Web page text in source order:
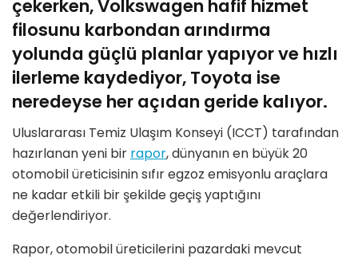
çekerken, Volkswagen hafif hizmet
filosunu karbondan arındırma
yolunda güçlü planlar yapıyor ve hızlı
ilerleme kaydediyor, Toyota ise
neredeyse her açıdan geride kalıyor.
Uluslararası Temiz Ulaşım Konseyi (ICCT) tarafından
hazırlanan yeni bir rapor, dünyanın en büyük 20
otomobil üreticisinin sıfır egzoz emisyonlu araçlara
ne kadar etkili bir şekilde geçiş yaptığını
değerlendiriyor.
Rapor, otomobil üreticilerini pazardaki mevcut